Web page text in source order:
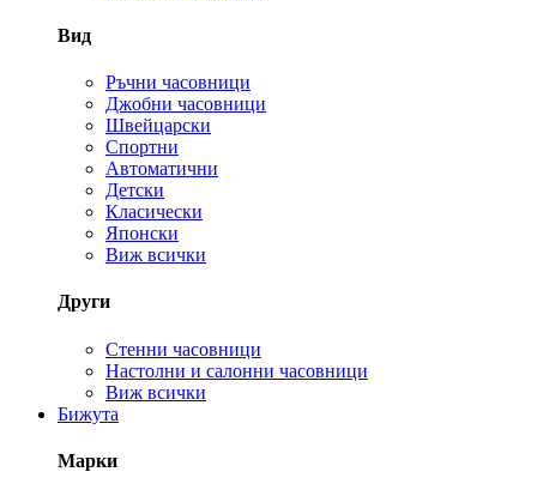
Вид
Ръчни часовници
Джобни часовници
Швейцарски
Спортни
Автоматични
Детски
Класически
Японски
Виж всички
Други
Стенни часовници
Настолни и салонни часовници
Виж всички
Бижута
Марки